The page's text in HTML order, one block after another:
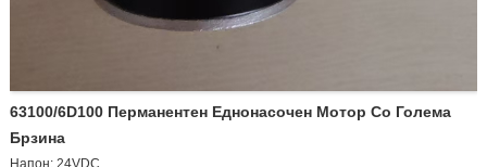
63100/6D100 Перманентен Еднонасочен Мотор Со Голема
Брзина
Напон: 24VDC